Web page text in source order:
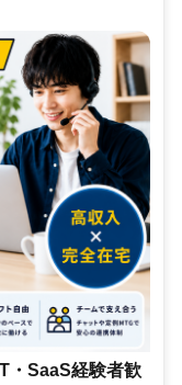
・SaaS経験者歓